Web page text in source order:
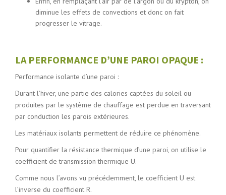
diminue les effets de convections et donc on fait
progresser le vitrage.
LA PERFORMANCE D’UNE PAROI OPAQUE :
Performance isolante d’une paroi :
Durant l’hiver, une partie des calories captées du soleil ou
produites par le système de chauffage est perdue en traversant
par conduction les parois extérieures.
Les matériaux isolants permettent de réduire ce phénomène.
Pour quantifier la résistance thermique d’une paroi, on utilise le
coefficient de transmission thermique U.
Comme nous l’avons vu précédemment, le coefficient U est
l’inverse du coefficient R.